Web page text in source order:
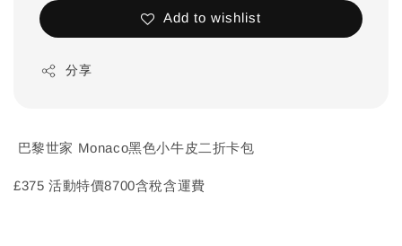
Add to wishlist
分享
巴黎世家 Monaco黑色小牛皮二折卡包
£375 活動特價8700含稅含運費